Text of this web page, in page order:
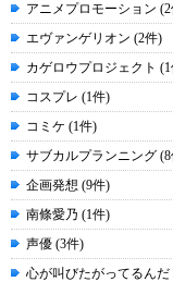
アニメプロモーション
エヴァンゲリオン (2件)
カゲロウプロジェクト
コスプレ (1件)
コミケ (1件)
サブカルプランニング
企画発想 (9件)
南條愛乃 (1件)
声優 (3件)
心が叫びたがってるんだ